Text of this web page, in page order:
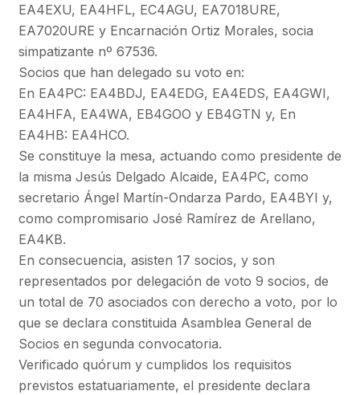
EA4EXU, EA4HFL, EC4AGU, EA7018URE,
EA7020URE y Encarnación Ortiz Morales, socia
simpatizante nº 67536.
Socios que han delegado su voto en:
En EA4PC: EA4BDJ, EA4EDG, EA4EDS, EA4GWI,
EA4HFA, EA4WA, EB4GOO y EB4GTN y, En
EA4HB: EA4HCO.
Se constituye la mesa, actuando como presidente de
la misma Jesús Delgado Alcaide, EA4PC, como
secretario Ángel Martín-Ondarza Pardo, EA4BYI y,
como compromisario José Ramírez de Arellano,
EA4KB.
En consecuencia, asisten 17 socios, y son
representados por delegación de voto 9 socios, de
un total de 70 asociados con derecho a voto, por lo
que se declara constituida Asamblea General de
Socios en segunda convocatoria.
Verificado quórum y cumplidos los requisitos
previstos estatuariamente, el presidente declara